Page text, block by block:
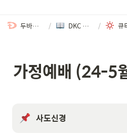
두바이한인교회 / DKC 큐티매거진 /
가정예배 (24-5
사도신경